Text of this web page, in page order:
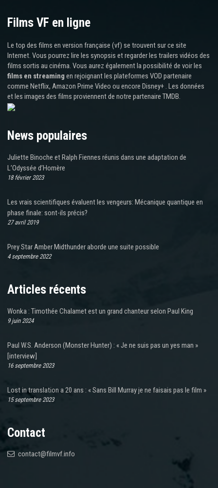
Films VF en ligne
Le top des films en version française (vf) se trouvent sur ce site
Internet. Vous pourrez lire les synopsis et regarder les trailers vidéos des
films sortis au cinéma. Vous aurez également la possibilité de voir les
films en streaming en rejoignant les plateformes VOD partenaire
comme Netflix, Amazon Prime Video ou encore Disney+ . Les données
et les images des films proviennent de notre partenaire TMDB.
News populaires
Juliette Binoche et Ralph Fiennes réunis dans une adaptation de
L’Odyssée d’Homère
18 février 2023
Les vrais scientifiques évaluent les vengeurs: Mécanique quantique en
phase finale: sont-ils précis?
27 avril 2019
Prey Star Amber Midthunder aborde une suite possible
4 septembre 2022
Articles récents
Wonka : Timothée Chalamet est un grand chanteur selon Paul King
9 juin 2024
Paul W.S. Anderson (Monster Hunter) : « Je ne suis pas un yes man »
[interview]
16 septembre 2023
Lost in translation a 20 ans : « Sans Bill Murray je ne faisais pas le film »
15 septembre 2023
Contact
contact@filmvf.info